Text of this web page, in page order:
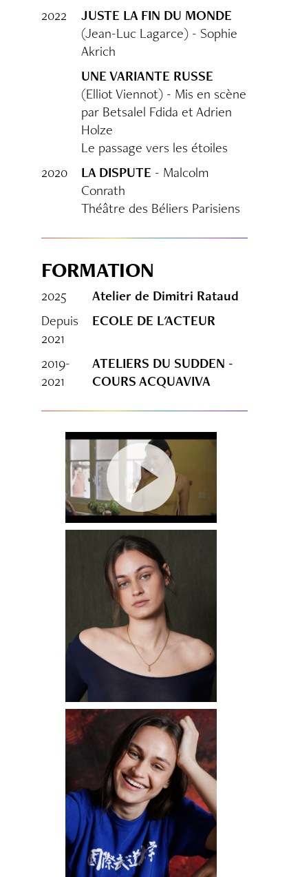
2022
JUSTE LA FIN DU MONDE
(Jean-Luc Lagarce) - Sophie
Akrich
UNE VARIANTE RUSSE
(Elliot Viennot) - Mis en scène
par Betsalel Fdida et Adrien
Holze
Le passage vers les étoiles
2020
LA DISPUTE - Malcolm
Conrath
Théâtre des Béliers Parisiens
FORMATION
2025
Atelier de Dimitri Rataud
Depuis
2021
ECOLE DE L'ACTEUR
2019-
2021
ATELIERS DU SUDDEN -
COURS ACQUAVIVA